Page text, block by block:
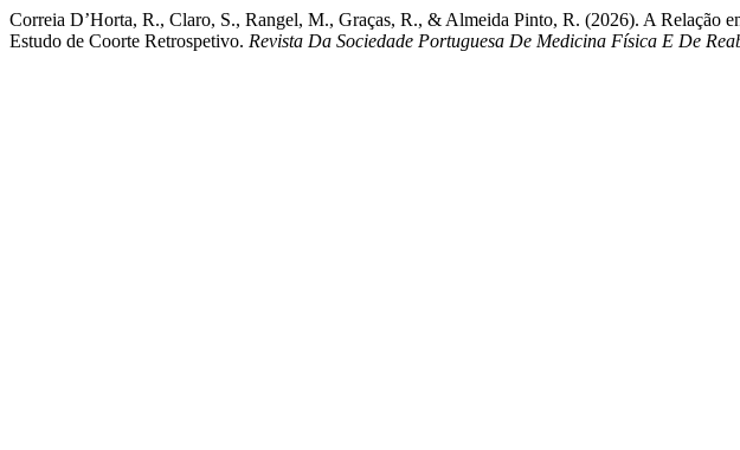
Correia D’Horta, R., Claro, S., Rangel, M., Graças, R., & Almeida Pinto, R. (2026). A Relação
Estudo de Coorte Retrospetivo. Revista Da Sociedade Portuguesa De Medicina Física E De